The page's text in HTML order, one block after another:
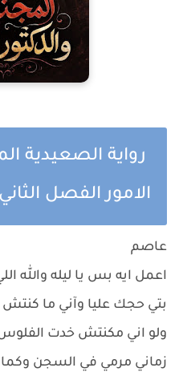
رواية الصعيدية
الامور الفصل الثاني
عاصم
اعمل ايه بس يا ليله
بتي حجك عليا وآني ما
ولو اني مكنتش خدت
زماني مرمي في السجن